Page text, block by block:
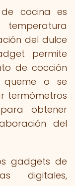
cocina es
del dulce
permite
de cocción
queme o se
termómetros
obtener
del
gadgets de
digitales,